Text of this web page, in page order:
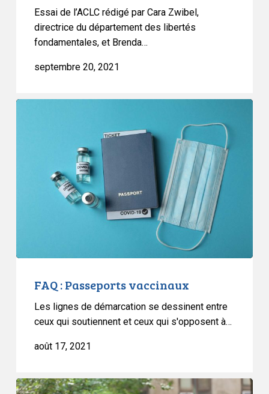
comportement
Essai de l’ACLC rédigé par Cara Zwibel,
directrice du département des libertés
fondamentales, et Brenda…
septembre 20, 2021
FAQ
FAQ : Passeports vaccinaux
Les lignes de démarcation se dessinent entre
ceux qui soutiennent et ceux qui s'opposent à…
août 17, 2021
L’ACLC